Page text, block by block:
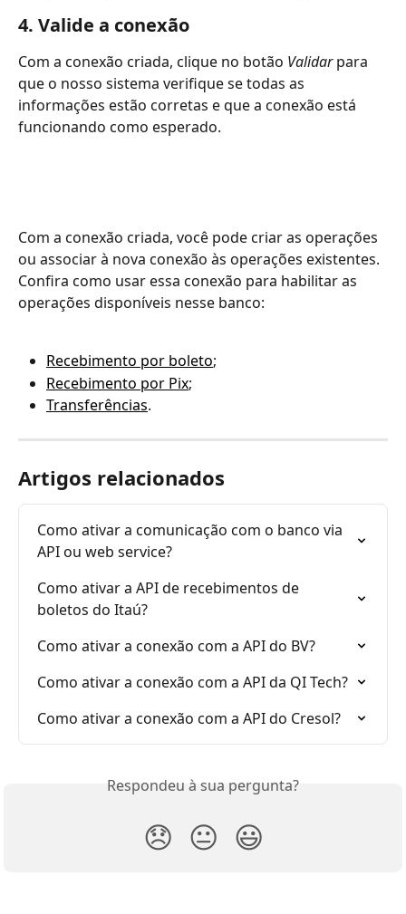
4. Valide a conexão
Com a conexão criada, clique no botão Validar para
que o nosso sistema verifique se todas as
informações estão corretas e que a conexão está
funcionando como esperado.
Com a conexão criada, você pode criar as operações
ou associar à nova conexão às operações existentes.
Confira como usar essa conexão para habilitar as
operações disponíveis nesse banco:
Recebimento por boleto;
Recebimento por Pix;
Transferências.
Artigos relacionados
Como ativar a comunicação com o banco via
API ou web service?
Como ativar a API de recebimentos de
boletos do Itaú?
Como ativar a conexão com a API do BV?
Como ativar a conexão com a API da QI Tech?
Como ativar a conexão com a API do Cresol?
Respondeu à sua pergunta?
😞 😐 😃